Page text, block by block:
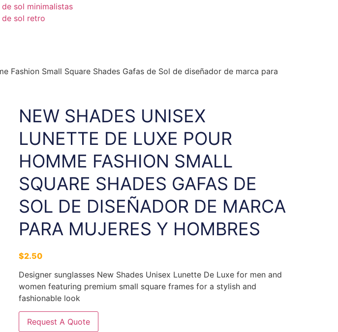
de sol minimalistas
de sol retro
Fashion Small Square Shades Gafas de Sol de diseñador de marca para
NEW SHADES UNISEX
LUNETTE DE LUXE POUR
HOMME FASHION SMALL
SQUARE SHADES GAFAS DE
SOL DE DISEÑADOR DE MARCA
PARA MUJERES Y HOMBRES
$2.50
Designer sunglasses New Shades Unisex Lunette De Luxe for men and
women featuring premium small square frames for a stylish and
fashionable look
Request A Quote